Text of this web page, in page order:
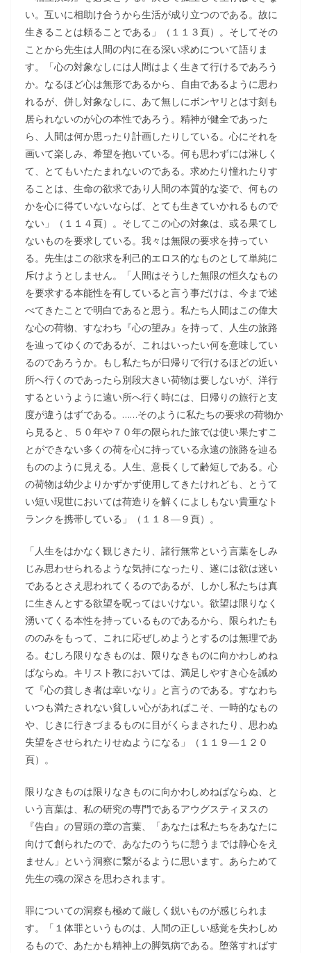
い。互いに相助け合うから生活が成り立つのである。故に
生きることは頼ることである」（１１３頁）。そしてその
ことから先生は人間の内に在る深い求めについて語りま
す。「心の対象なしには人間はよく生きて行けるであろう
か。なるほど心は無形であるから、自由であるように思わ
れるが、併し対象なしに、あて無しにボンヤリとは寸刻も
居られないのが心の本性であろう。精神が健全であった
ら、人間は何か思ったり計画したりしている。心にそれを
画いて楽しみ、希望を抱いている。何も思わずには淋しく
て、とてもいたたまれないのである。求めたり憧れたりす
ることは、生命の欲求であり人間の本質的な姿で、何もの
かを心に得ていないならば、とても生きていかれるもので
ない」（１１４頁）。そしてこの心の対象は、或る果てし
ないものを要求している。我々は無限の要求を持ってい
る。先生はこの欲求を利己的エロス的なものとして単純に
斥けようとしません。「人間はそうした無限の恒久なもの
を要求する本能性を有していると言う事だけは、今まで述
べてきたことで明白であると思う。私たち人間はこの偉大
な心の荷物、すなわち『心の望み』を持って、人生の旅路
を辿ってゆくのであるが、これはいったい何を意味してい
るのであろうか。もし私たちが日帰りで行けるほどの近い
所へ行くのであったら別段大きい荷物は要しないが、洋行
するというように遠い所へ行く時には、日帰りの旅行と支
度が違うはずである。……そのように私たちの要求の荷物か
ら見ると、５０年や７０年の限られた旅では使い果たすこ
とができない多くの荷を心に持っている永遠の旅路を辿る
もののように見える。人生、意長くして齢短しである。心
の荷物は幼少よりかずかず使用してきたけれども、とうて
い短い現世においては荷造りを解くによしもない貴重なト
ランクを携帯している」（１１８―９頁）。
「人生をはかなく観じきたり、諸行無常という言葉をしみ
じみ思わせられるような気持になったり、遂には欲は迷い
であるとさえ思われてくるのであるが、しかし私たちは真
に生きんとする欲望を呪ってはいけない。欲望は限りなく
湧いてくる本性を持っているものであるから、限られたも
ののみをもって、これに応ぜしめようとするのは無理であ
る。むしろ限りなきものは、限りなきものに向かわしめね
ばならぬ。キリスト教においては、満足しやすき心を誡め
て『心の貧しき者は幸いなり』と言うのである。すなわち
いつも満たされない貧しい心があればこそ、一時的なもの
や、じきに行きづまるものに目がくらまされたり、思わぬ
失望をさせられたりせぬようになる」（１１９―１２０
頁）。
限りなきものは限りなきものに向かわしめねばならぬ、と
いう言葉は、私の研究の専門であるアウグスティヌスの
『告白』の冒頭の章の言葉、「あなたは私たちをあなたに
向けて創られたので、あなたのうちに憩うまでは静心をえ
ません」という洞察に繋がるように思います。あらためて
先生の魂の深さを思わされます。
罪についての洞察も極めて厳しく鋭いものが感じられま
す。「１体罪というものは、人間の正しい感覚を失わしめ
るもので、あたかも精神上の脚気病である。堕落すればす